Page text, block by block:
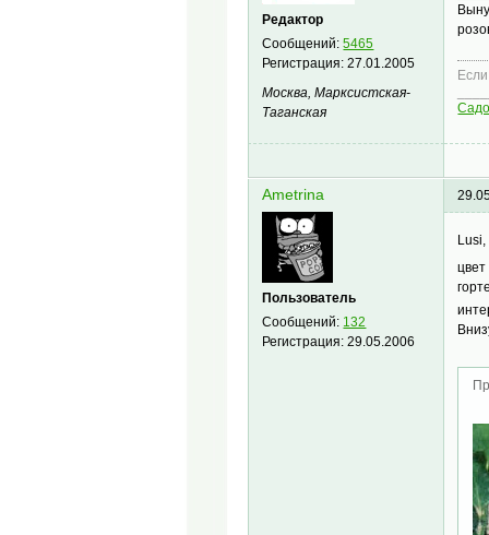
Редактор
Сообщений:5465
Регистрация:27.01.2005
Москва, Марксистская-
Таганская
Ametrina
Пользователь
Сообщений: 132
Регистрация:29.05.2006